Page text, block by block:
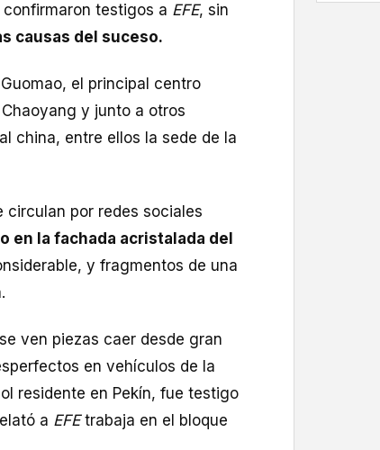
testigos a EFE, sin
causas del suceso.
el principal centro
y junto a otros
china, entre ellos la sede de la
circulan por redes sociales
en la fachada acristalada del
y fragmentos de una
ven piezas caer desde gran
en vehículos de la
residente en Pekín, fue testigo
a EFEtrabaja en el bloque